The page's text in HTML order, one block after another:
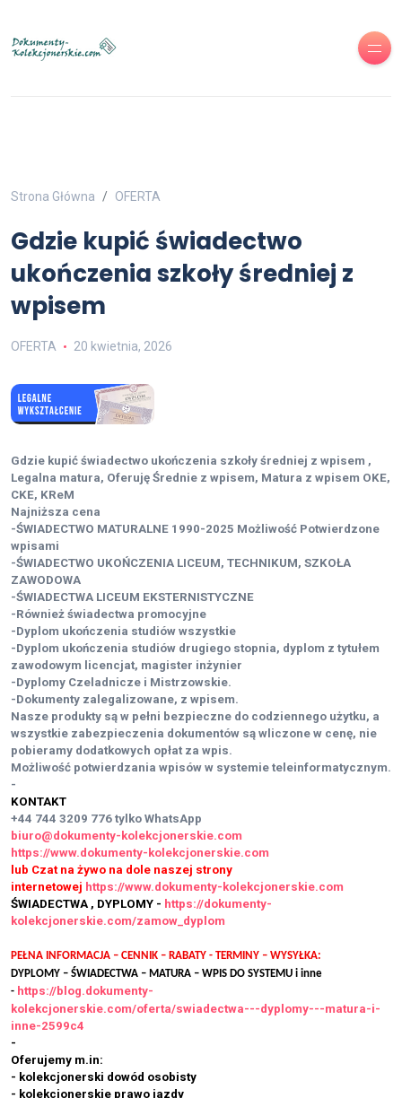
Strona Główna OFERTA
Gdzie kupić świadectwo
ukończenia szkoły średniej z
wpisem
OFERTA 20 kwietnia, 2026
Gdzie kupić świadectwo ukończenia szkoły średniej z wpisem ,
Legalna matura, Oferuję Średnie z wpisem, Matura z wpisem OKE,
CKE, KReM
Najniższa cena
-ŚWIADECTWO MATURALNE 1990-2025 Możliwość Potwierdzone
wpisami
-ŚWIADECTWO UKOŃCZENIA LICEUM, TECHNIKUM, SZKOŁA
ZAWODOWA
-ŚWIADECTWA LICEUM EKSTERNISTYCZNE
-Również świadectwa promocyjne
-Dyplom ukończenia studiów wszystkie
-Dyplom ukończenia studiów drugiego stopnia, dyplom z tytułem
zawodowym licencjat, magister inżynier
-Dyplomy Czeladnicze i Mistrzowskie.
-Dokumenty zalegalizowane, z wpisem.
Nasze produkty są w pełni bezpieczne do codziennego użytku, a
wszystkie zabezpieczenia dokumentów są wliczone w cenę, nie
pobieramy dodatkowych opłat za wpis.
Możliwość potwierdzania wpisów w systemie teleinformatycznym.
-
KONTAKT
+44 744 3209 776 tylko WhatsApp
biuro@dokumenty-kolekcjonerskie.com
https://www.dokumenty-kolekcjonerskie.com
lub Czat na żywo na dole naszej strony
internetowej https://www.dokumenty-kolekcjonerskie.com
ŚWIADECTWA , DYPLOMY - https://dokumenty-
kolekcjonerskie.com/zamow_dyplom
PEŁNA INFORMACJA – CENNIK – RABATY - TERMINY – WYSYŁKA:
DYPLOMY – ŚWIADECTWA – MATURA – WPIS DO SYSTEMU i inne
- https://blog.dokumenty-
kolekcjonerskie.com/oferta/swiadectwa---dyplomy---matura-i-
inne-2599c4
-
Oferujemy m.in:
- kolekcjonerski dowód osobisty
- kolekcjonerskie prawo jazdy